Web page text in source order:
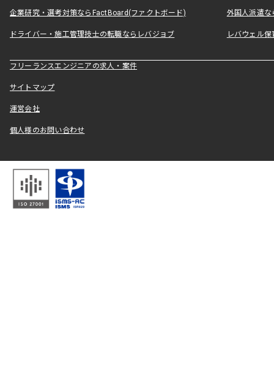
企業研究・選考対策ならFactBoard(ファクトボード) 外国人派遣な
ドライバー・施工管理技士の転職ならレバジョブ レバウェル
フリーランスエンジニアの求人・案件
サイトマップ
運営会社
個人様のお問い合わせ